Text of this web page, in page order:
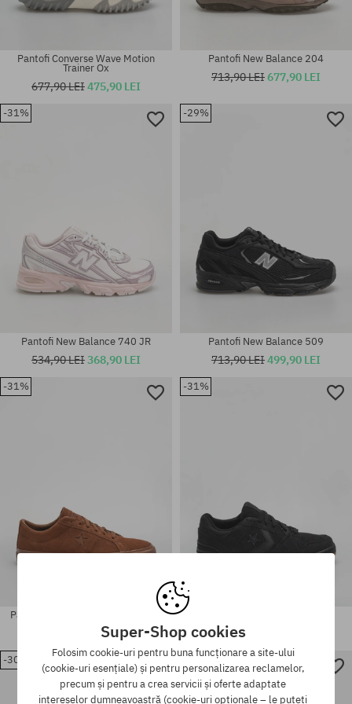
Mărimi existente:
41.5; 42; 42.5; 43; 44; 44.5; 45;
35.5; 36; 36 2/3; 37 1/3; 38; 38
2/3; 41 1/3; 43 1/3; 44; 44 2/3;
Pantofi Converse Wave Motion
Trainer Ox
677,90 LEI475,90 LEI
Pantofi New Balance 204
713,90 LEI677,90 LEI
-31%
Mărimi existente:
Pantofi New Balance 740 JR
534,90 LEI368,90 LEI
-29%
Mărimi existente:
Pantofi New Balance 509
713,90 LEI499,90 LEI
-31%
Pantofi Converse One Star Pro Ox
368,90 LEI
-31%
499,90 LEI
-30% -37%
Super-Shop cookies
Folosim cookie-uri pentru buna funcționare a site-ului
(cookie-uri esențiale) și pentru personalizarea reclamelor,
precum și pentru a crea servicii și oferte adaptate
intereselor dumneavoastră (cookie-uri opționale – le puteți